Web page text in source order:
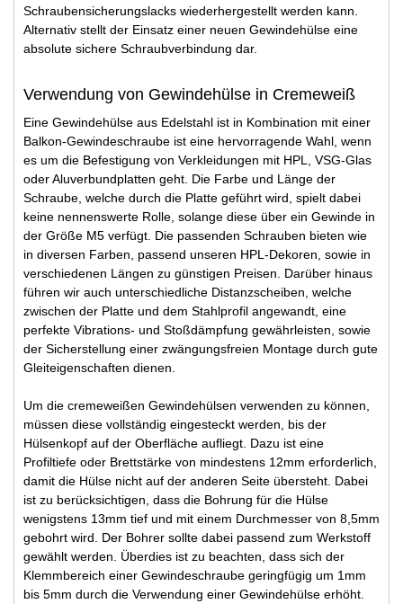
Schraubensicherungslacks wiederhergestellt werden kann.
Alternativ stellt der Einsatz einer neuen Gewindehülse eine
absolute sichere Schraubverbindung dar.
Verwendung von Gewindehülse in Cremeweiß
Eine Gewindehülse aus Edelstahl ist in Kombination mit einer
Balkon-Gewindeschraube ist eine hervorragende Wahl, wenn
es um die Befestigung von Verkleidungen mit HPL, VSG-Glas
oder Aluverbundplatten geht. Die Farbe und Länge der
Schraube, welche durch die Platte geführt wird, spielt dabei
keine nennenswerte Rolle, solange diese über ein Gewinde in
der Größe M5 verfügt. Die passenden Schrauben bieten wie
in diversen Farben, passend unseren HPL-Dekoren, sowie in
verschiedenen Längen zu günstigen Preisen. Darüber hinaus
führen wir auch unterschiedliche Distanzscheiben, welche
zwischen der Platte und dem Stahlprofil angewandt, eine
perfekte Vibrations- und Stoßdämpfung gewährleisten, sowie
der Sicherstellung einer zwängungsfreien Montage durch gute
Gleiteigenschaften dienen.
Um die cremeweißen Gewindehülsen verwenden zu können,
müssen diese vollständig eingesteckt werden, bis der
Hülsenkopf auf der Oberfläche aufliegt. Dazu ist eine
Profiltiefe oder Brettstärke von mindestens 12mm erforderlich,
damit die Hülse nicht auf der anderen Seite übersteht. Dabei
ist zu berücksichtigen, dass die Bohrung für die Hülse
wenigstens 13mm tief und mit einem Durchmesser von 8,5mm
gebohrt wird. Der Bohrer sollte dabei passend zum Werkstoff
gewählt werden. Überdies ist zu beachten, dass sich der
Klemmbereich einer Gewindeschraube geringfügig um 1mm
bis 5mm durch die Verwendung einer Gewindehülse erhöht.